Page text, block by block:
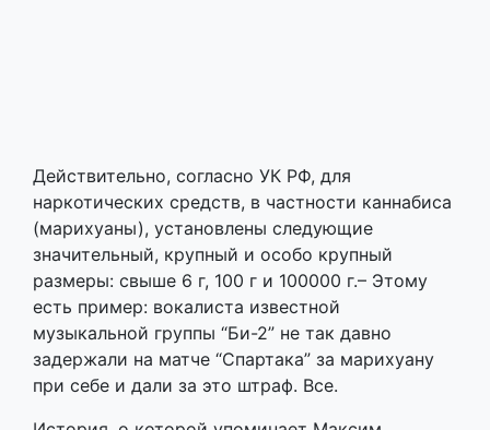
есть пример: вокалиста известной
музыкальной группы “Би-2” не так давно
задержали на матче “Спартака” за марихуану
при себе и дали за это штраф. Все.
История, о которой упоминает Максим,
случилась в 2017 году с участником рок-группы
“Би-2” на стадионе “Открытие Арена”, которого
задержали с марихуаной при себе. Егор
Бортник, по решению Тушинского районного
суда Москвы, был оштрафован на 3.000